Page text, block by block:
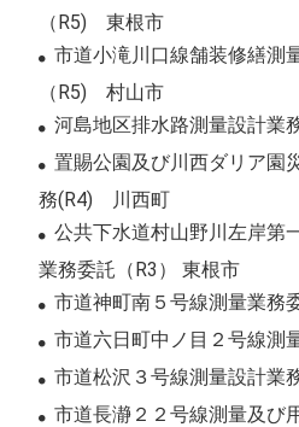
（R5) 東根市
市道小滝川口線舗装修繕測
（R5) 村山市
河島地区排水路測量設計業
置賜公園及び川西ダリア園
務(R4) 川西町
公共下水道村山野川左岸第
業務委託（R3） 東根市
市道神町南５号線測量業務
市道六日町中ノ目２号線測
市道松沢３号線測量設計業
市道長瀞２２号線測量及び